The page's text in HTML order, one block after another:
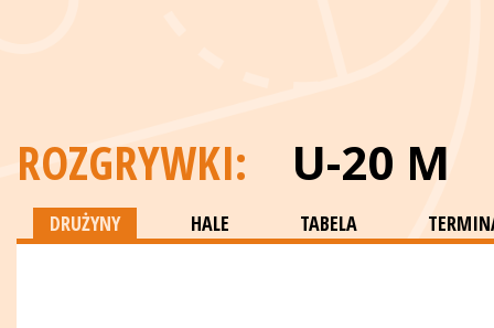
ROZGRYWKI: U-20 M
DRUŻYNY HALE TABELA